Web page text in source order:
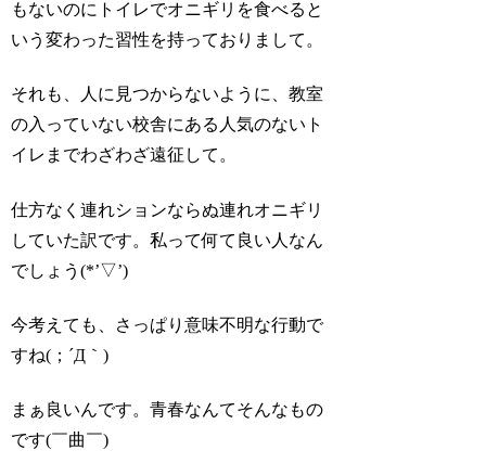
もないのにトイレでオニギリを食べると
いう変わった習性を持っておりまして。
それも、人に見つからないように、教室
の入っていない校舎にある人気のないト
イレまでわざわざ遠征して。
仕方なく連れションならぬ連れオニギリ
していた訳です。私って何て良い人なん
でしょう(*’▽’)
今考えても、さっぱり意味不明な行動で
すね(；´Д｀)
まぁ良いんです。青春なんてそんなもの
です(￣曲￣)